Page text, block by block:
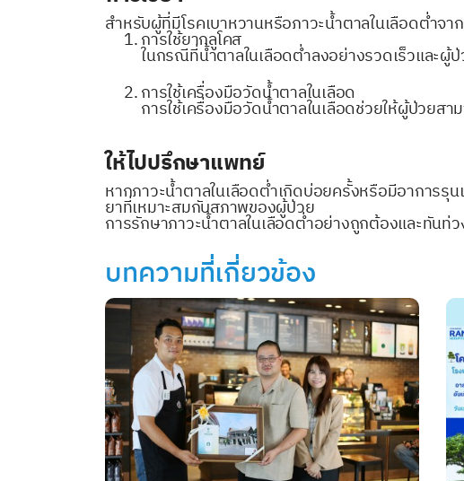
สำหรับผู้ที่มีโรคเบาหวานหรือภาวะน้ำตาลในเลือดต่ำจา
การใช้ยากลูโคส
ในกรณีที่น้ำตาลในเลือดต่ำลงอย่างรวดเร็วและผู้
การใช้เครื่องมือวัดน้ำตาลในเลือด
การใช้เครื่องมือวัดน้ำตาลในเลือดช่วยให้ผู้ป่วยส
ให้ไปปรึกษาแพทย์
หากภาวะน้ำตาลในเลือดต่ำเกิดบ่อยครั้งหรือมีอาการ
ยาที่เหมาะสมกับสภาพของผู้ป่วย
การรักษาภาวะน้ำตาลในเลือดต่ำอย่างถูกต้องและทันท่
บทความที่เกี่ยวข้อง